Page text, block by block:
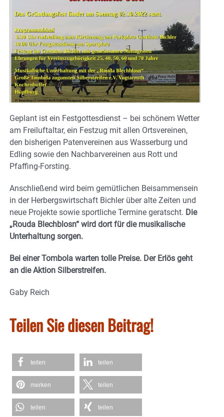
Geplant ist ein Festgottesdienst – bei schönem Wetter
am Freiluftaltar, ein Festzug mit allen Ortsvereinen,
den bisherigen Patenvereinen aus Wasserburg und
Edling sowie den Nachbarvereinen aus Rott und
Pfaffing-Forsting.
Anschließend wird beim gemütlichen Beisammensein
in der Herbergswirtschaft Bichler über alte Zeiten und
neue Projekte sowie sportliche Termine geratscht. Die
„Rouda Blechblosn“ wird dort für die musikalische
Unterhaltung sorgen.
Bei einer Tombola warten tolle Preise. Der Erlös geht
an die Aktion Silberstreifen.
Gaby Reich
Teilen Sie diesen Beitrag!
teilen teilen
merken teilen
teilen teilen